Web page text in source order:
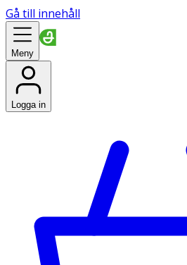
Gå till innehåll
Meny
Logga in